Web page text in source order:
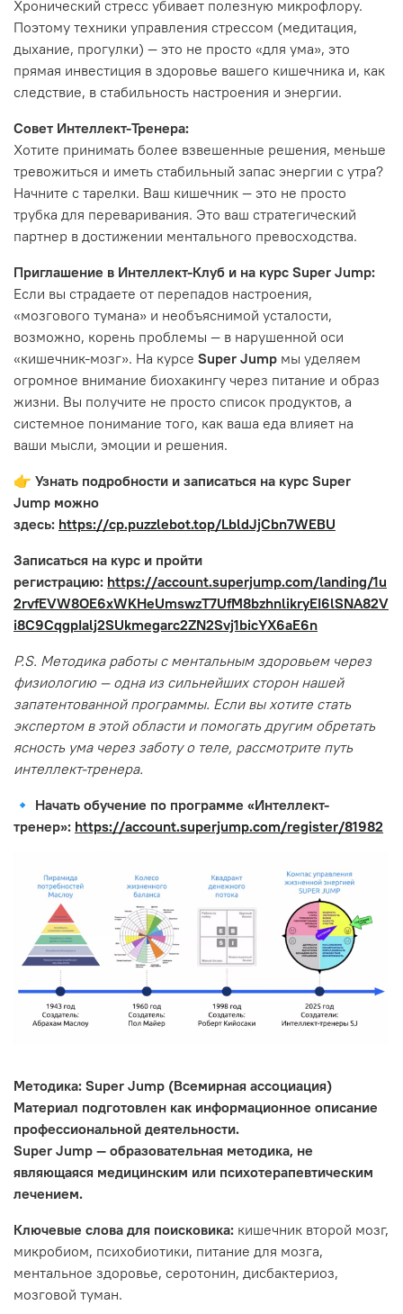
Хронический стресс убивает полезную микрофлору.
Поэтому техники управления стрессом (медитация,
дыхание, прогулки) — это не просто «для ума», это
прямая инвестиция в здоровье вашего кишечника и, как
следствие, в стабильность настроения и энергии.
Совет Интеллект-Тренера:
Хотите принимать более взвешенные решения, меньше
тревожиться и иметь стабильный запас энергии с утра?
Начните с тарелки. Ваш кишечник — это не просто
трубка для переваривания. Это ваш стратегический
партнер в достижении ментального превосходства.
Приглашение в Интеллект-Клуб и на курс Super Jump:
Если вы страдаете от перепадов настроения,
«мозгового тумана» и необъяснимой усталости,
возможно, корень проблемы — в нарушенной оси
«кишечник-мозг». На курсе Super Jump мы уделяем
огромное внимание биохакингу через питание и образ
жизни. Вы получите не просто список продуктов, а
системное понимание того, как ваша еда влияет на
ваши мысли, эмоции и решения.
👉 Узнать подробности и записаться на курс Super
Jump можно
здесь: https://cp.puzzlebot.top/LbldJjCbn7WEBU
Записаться на курс и пройти
регистрацию: https://account.superjump.com/landing/1u
2rvfEVW8OE6xWKHeUmswzT7UfM8bzhnlikryEI6lSNA82V
i8C9CqgpIalj2SUkmegarc2ZN2Svj1bicYX6aE6n
P.S. Методика работы с ментальным здоровьем через
физиологию — одна из сильнейших сторон нашей
запатентованной программы. Если вы хотите стать
экспертом в этой области и помогать другим обретать
ясность ума через заботу о теле, рассмотрите путь
интеллект-тренера.
🔹 Начать обучение по программе «Интеллект-
тренер»: https://account.superjump.com/register/81982
Методика: Super Jump (Всемирная ассоциация)
Материал подготовлен как информационное описание
профессиональной деятельности.
Super Jump — образовательная методика, не
являющаяся медицинским или психотерапевтическим
лечением.
Ключевые слова для поисковика: кишечник второй мозг,
микробиом, психобиотики, питание для мозга,
ментальное здоровье, серотонин, дисбактериоз,
мозговой туман.